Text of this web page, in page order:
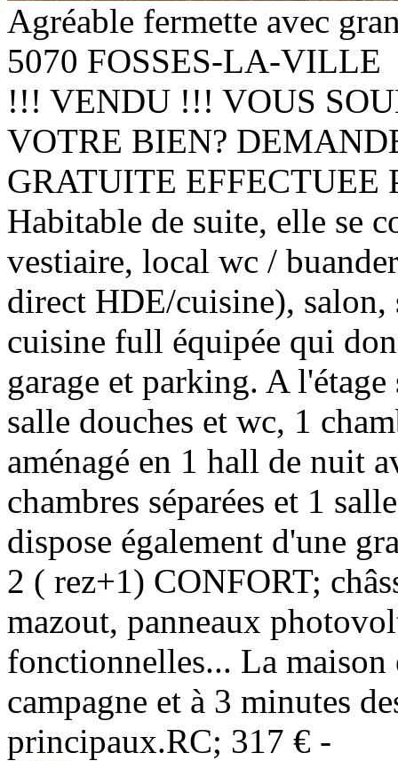
Agréable fermette avec
5070 FOSSES-LA-VILLE
!!! VENDU !!! VOUS
VOTRE BIEN?
GRATUITE EFFECTUEE
Habitable de suite, elle se
vestiaire, local wc /
direct HDE/cuisine), salon,
cuisine full équipée qui
garage et parking. A
salle douches et wc, 1
aménagé en 1 hall de nuit
chambres séparées et 1
dispose également d'une
2 ( rez+1) CONFORT;
mazout, panneaux
fonctionnelles... La maison
campagne et à 3 minutes
principaux.RC; 317 € -